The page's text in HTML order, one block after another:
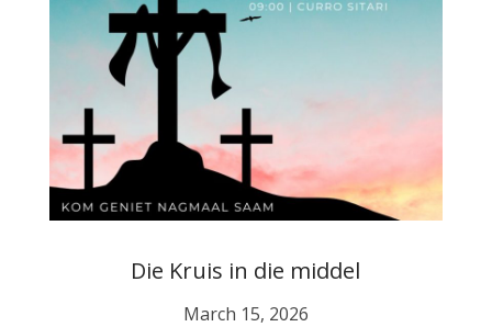
Die Kruis in die middel
March 15, 2026